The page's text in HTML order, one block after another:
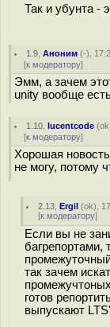
Так и убунта -
1.9 ,Аноним (-),
[к модератору]
Эмм, а зачем
unity вообще
1.10 ,lucentcode (ok
[к модератору]
Хорошая
не могу, потому
2.13 ,Ergil (ok),
[к модератору]
Если вы не
багрепортами,
так зачем
готов
выпускают